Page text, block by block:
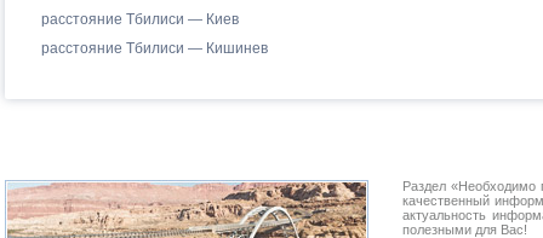
расстояние Тбилиси — Киев
расстояние Тбилиси — Кишинев
Раздел «Необходимо
качественный
актуальность
полезными для Вас!